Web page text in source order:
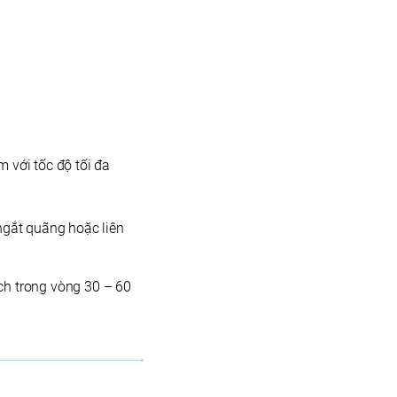
với tốc độ tối đa
quãng hoặc liên
trong vòng 30 – 60